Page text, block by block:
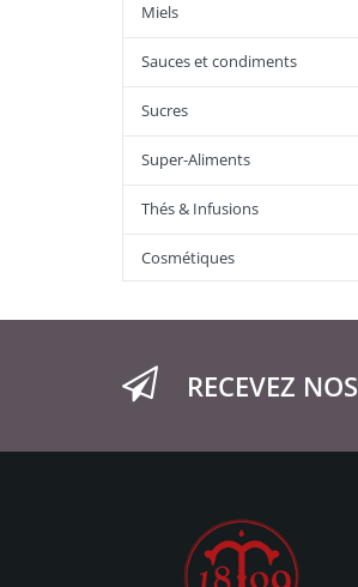
Miels
Sauces et condiments
Sucres
Super-Aliments
Thés & Infusions
Cosmétiques
RECEVEZ NOS